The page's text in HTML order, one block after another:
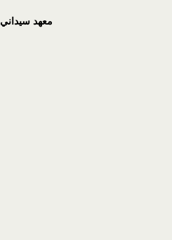
معهد سيداني